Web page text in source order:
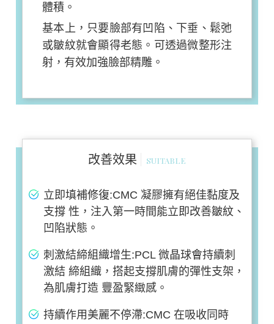
體積。
基本上，只要臉部有凹陷、下垂、鬆弛
或皺紋就會顯得老態。可透過微整形注
射，有效加強臉部精雕。
改善效果 SUITABLE
立即填補修復:CMC 凝膠擁有絕佳黏度及
支撐 性，注入第一時間能立即改善皺紋、
凹陷狀態。
刺激結締組織增生:PCL 微晶球會持續刺
激結 締組織，搭起支撐肌膚的彈性支架，
為肌膚打造 豐盈緊緻感。
持續作用美麗不停滯:CMC 在吸收同時